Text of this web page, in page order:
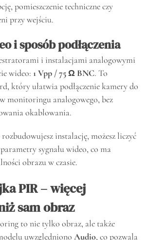
pomieszczenie techniczne czy
przy wejściu.
i sposób podłączenia
i instalacjami analogowymi
wideo: 1 Vpp / 75 Ω BNC. To
który ułatwia podłączenie kamery do
monitoringu analogowego, bez
okablowania.
instalację, możesz liczyć
sygnału wideo, co ma
obrazu w czasie.
PIR – więcej
sam obraz
to nie tylko obraz, ale także
uwzględniono Audio, co pozwala